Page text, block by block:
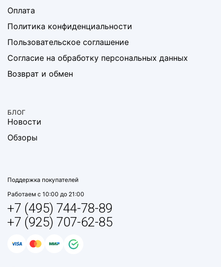
Оплата
Политика конфиденциальности
Пользовательское соглашение
Согласие на обработку персональных данных
Возврат и обмен
БЛОГ
Новости
Обзоры
Поддержка покупателей
Работаем с 10:00 до 21:00
+7 (495) 744-78-89
+7 (925) 707-62-85